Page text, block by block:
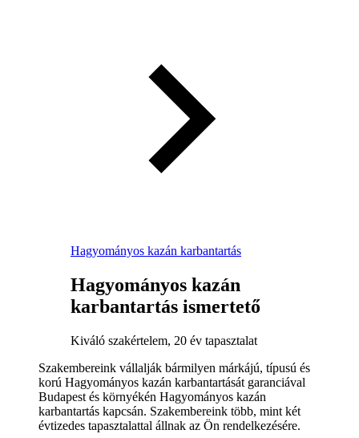
Hagyományos kazán karbantartás
Hagyományos kazán
karbantartás ismertető
Kiváló szakértelem, 20 év tapasztalat
Szakembereink vállalják bármilyen márkájú, típusú és
korú Hagyományos kazán karbantartását garanciával
Budapest és környékén Hagyományos kazán
karbantartás kapcsán. Szakembereink több, mint két
évtizedes tapasztalattal állnak az Ön rendelkezésére.